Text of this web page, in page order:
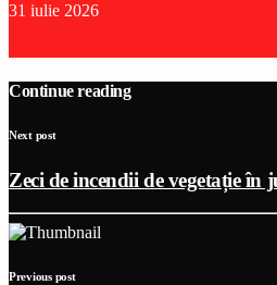
31 iulie 2026
Continue reading
Next post
Zeci de incendii de vegetație în
Previous post